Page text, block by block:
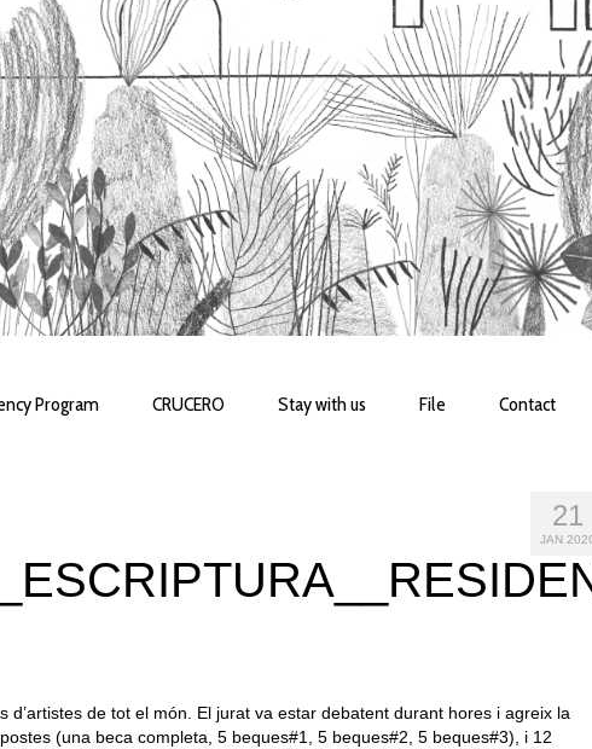
Program CRUCERO Stay with us File Contact
21
JAN
d’artistes de tot el món. El jurat va estar debatent durant hores i agreix la
(una beca completa, 5 beques#1, 5 beques#2, 5 beques#3), i 12